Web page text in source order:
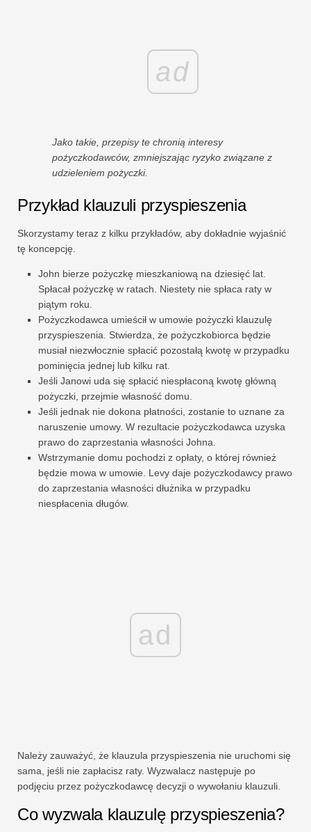
ad
Jako takie, przepisy te chronią interesy
pożyczkodawców, zmniejszając ryzyko związane z
udzieleniem pożyczki.
Przykład klauzuli przyspieszenia
Skorzystamy teraz z kilku przykładów, aby dokładnie wyjaśnić
tę koncepcję.
John bierze pożyczkę mieszkaniową na dziesięć lat.
Spłacał pożyczkę w ratach. Niestety nie spłaca raty w
piątym roku.
Pożyczkodawca umieścił w umowie pożyczki klauzulę
przyspieszenia. Stwierdza, że ​​pożyczkobiorca będzie
musiał niezwłocznie spłacić pozostałą kwotę w przypadku
pominięcia jednej lub kilku rat.
Jeśli Janowi uda się spłacić niespłaconą kwotę główną
pożyczki, przejmie własność domu.
Jeśli jednak nie dokona płatności, zostanie to uznane za
naruszenie umowy. W rezultacie pożyczkodawca uzyska
prawo do zaprzestania własności Johna.
Wstrzymanie domu pochodzi z opłaty, o której również
będzie mowa w umowie. Levy daje pożyczkodawcy prawo
do zaprzestania własności dłużnika w przypadku
niespłacenia długów.
ad
Należy zauważyć, że klauzula przyspieszenia nie uruchomi się
sama, jeśli nie zapłacisz raty. Wyzwalacz następuje po
podjęciu przez pożyczkodawcę decyzji o wywołaniu klauzuli.
Co wyzwala klauzulę przyspieszenia?